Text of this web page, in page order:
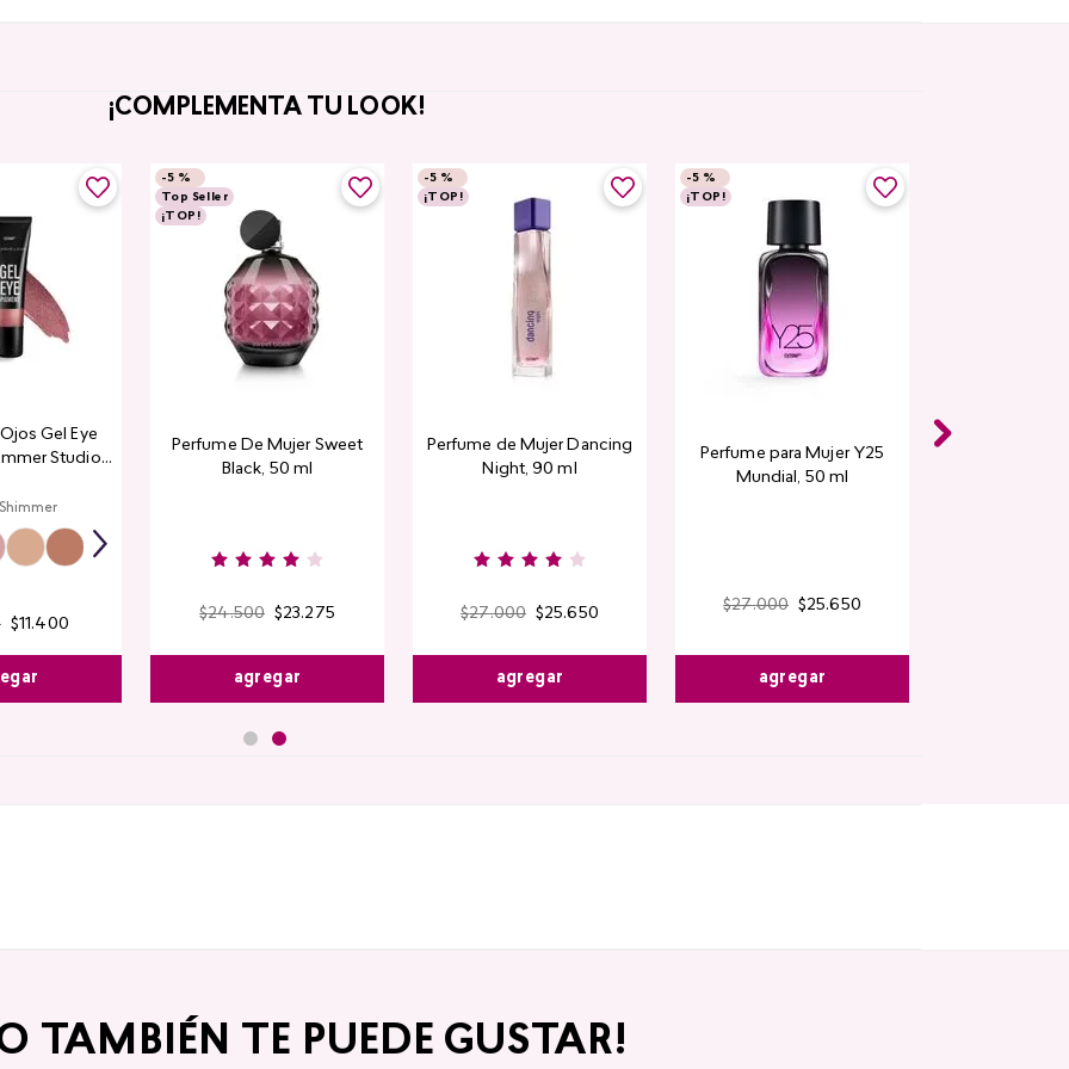
¡COMPLEMENTA TU LOOK!
Gel Eye
Studio
$11 .400
-5 %
Top Seller
¡TOP!
Perfume De Mujer Sweet
Black, 50 ml
$24.500 $23.275
agregar
-5 %
¡TOP!
Perfume de Mujer Dancing
Night, 90 ml
$27.000 $25.650
agregar
-5 %
¡TOP!
Perfume para Mujer Y25
Mundial​, 50 ml
$27.000 $25.650
agregar
TAMBIÉN TE PUEDE GUSTAR!